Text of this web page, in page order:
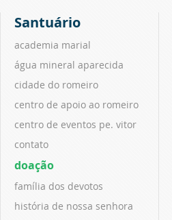
Santuário
academia marial
água mineral aparecida
cidade do romeiro
centro de apoio ao romeiro
centro de eventos pe. vitor
contato
doação
família dos devotos
história de nossa senhora